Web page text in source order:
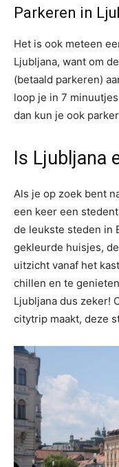
Parkeren in
Het is ook meteen
Ljubljana, want om
(betaald parkeren)
loop je in 7
dan kun je ook
Is Ljubljana
Als je op zoek bent
een keer een
de leukste steden in
gekleurde huisjes,
uitzicht vanaf het
chillen en te
Ljubljana dus zeker!
citytrip maakt, deze